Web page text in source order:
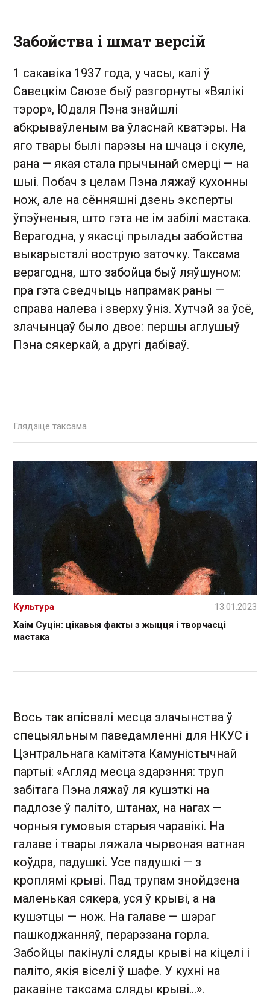
Забойства і шмат версій
1 сакавіка 1937 года, у часы, калі ў
Савецкім Саюзе быў разгорнуты «Вялікі
тэрор», Юдаля Пэна знайшлі
абкрываўленым ва ўласнай кватэры. На
яго твары былі парэзы на шчацэ і скуле,
рана — якая стала прычынай смерці — на
шыі. Побач з целам Пэна ляжаў кухонны
нож, але на сённяшні дзень эксперты
ўпэўненыя, што гэта не ім забілі мастака.
Верагодна, у якасці прылады забойства
выкарысталі вострую заточку. Таксама
верагодна, што забойца быў ляўшуном:
пра гэта сведчыць напрамак раны —
справа налева і зверху ўніз. Хутчэй за ўсё,
злачынцаў было двое: першы аглушыў
Пэна сякеркай, а другі дабіваў.
Глядзіце таксама
Хаім Суцін: цікавыя факты з жыцця і творчасці
мастака
Культура 13.01.2023
Вось так апісвалі месца злачынства ў
спецыяльным паведамленні для НКУС і
Цэнтральнага камітэта Камуністычнай
партыі: «Агляд месца здарэння: труп
забітага Пэна ляжаў ля кушэткі на
падлозе ў паліто, штанах, на нагах —
чорныя гумовыя старыя чаравікі. На
галаве і твары ляжала чырвоная ватная
коўдра, падушкі. Усе падушкі — з
кроплямі крыві. Пад трупам знойдзена
маленькая сякера, уся ў крыві, а на
кушэтцы — нож. На галаве — шэраг
пашкоджанняў, перарэзана горла.
Забойцы пакінулі сляды крыві на кіцелі і
паліто, якія віселі ў шафе. У кухні на
ракавіне таксама сляды крыві…».